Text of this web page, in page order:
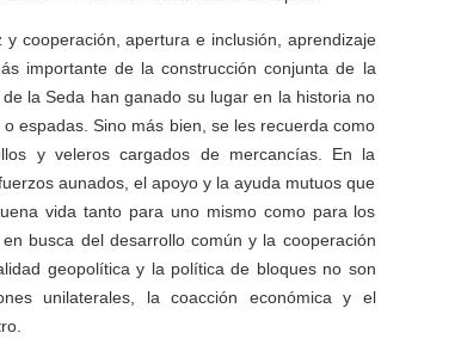
cooperación, apertura e inclusión, aprendizaje
importante de la construcción conjunta de la
la Seda han ganado su lugar en la historia no
espadas. Sino más bien, se les recuerda como
y veleros cargados de mercancías. En la
aunados, el apoyo y la ayuda mutuos que
vida tanto para uno mismo como para los
busca del desarrollo común y la cooperación
geopolítica y la política de bloques no son
unilaterales, la coacción económica y el